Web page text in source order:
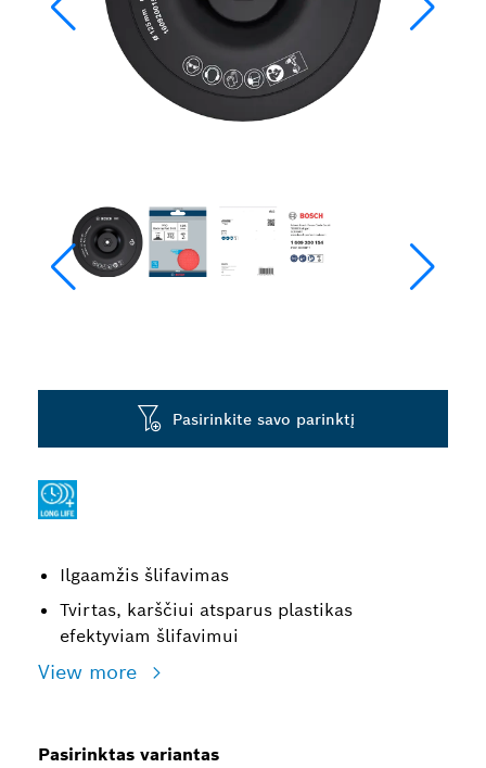
Ilgaamžis šlifavimas
Tvirtas, karščiui atsparus plastikas
efektyviam šlifavimui
View more
Pasirinkite savo parinktį
Pasirinktas variantas